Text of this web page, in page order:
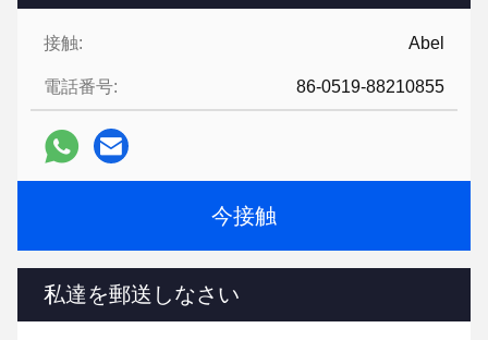
接触: Abel
電話番号: 86-0519-88210855
今接触
私達を郵送しなさい